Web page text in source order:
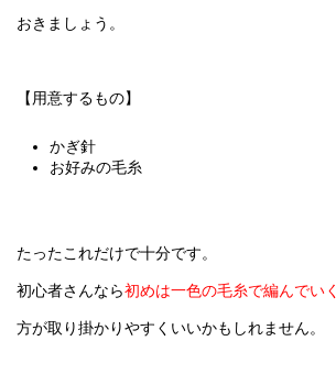
おきましょう。
【用意するもの】
かぎ針
お好みの毛糸
たったこれだけで十分です。
初心者さんなら初めは一色の毛糸で編んでいく
方が取り掛かりやすくいいかもしれません。